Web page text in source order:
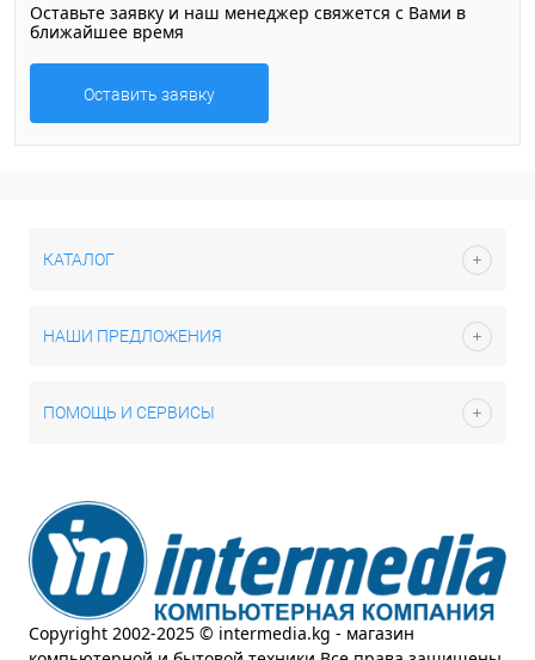
Оставьте заявку и наш менеджер свяжется с Вами в
ближайшее время
Оставить заявку
КАТАЛОГ
НАШИ ПРЕДЛОЖЕНИЯ
ПОМОЩЬ И СЕРВИСЫ
Copyright 2002-2025 © intermedia.kg - магазин